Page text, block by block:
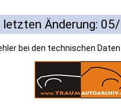
letzten Änderung:
bei den technischen